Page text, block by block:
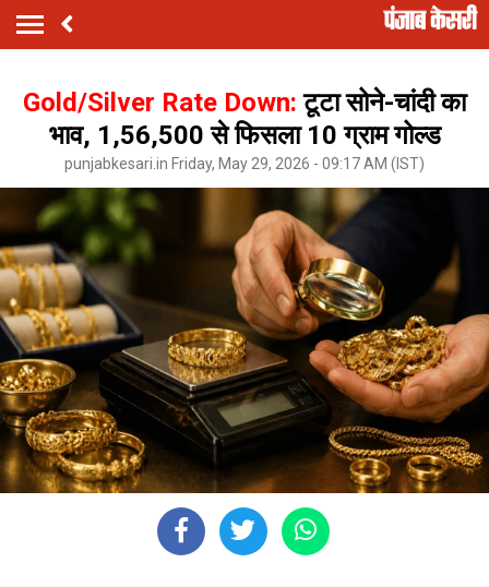
Gold/Silver Rate Down:टूटा सोने-चांदी का
भाव, ₹1,56,500 से फिसला 10 ग्राम गोल्ड
punjabkesari.in Friday, May 29, 2026 - 09:17 AM (IST)